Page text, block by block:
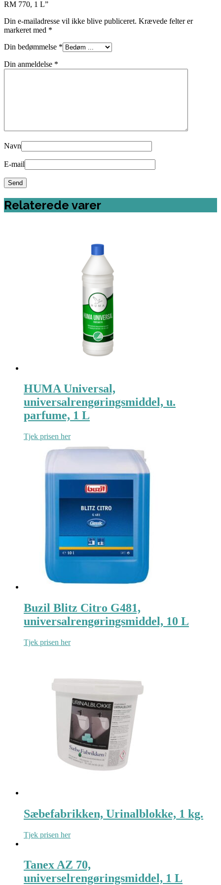
RM 770, 1 L”
Din e-mailadresse vil ikke blive publiceret. Krævede felter er
markeret med *
Din bedømmelse *
Din anmeldelse *
Navn
E-mail
Relaterede varer
HUMA Universal,
universalrengøringsmiddel, u.
parfume, 1 L
Tjek prisen her
Buzil Blitz Citro G481,
universalrengøringsmiddel, 10 L
Tjek prisen her
Sæbefabrikken, Urinalblokke, 1 kg.
Tjek prisen her
Tanex AZ 70,
universelrengøringsmiddel, 1 L